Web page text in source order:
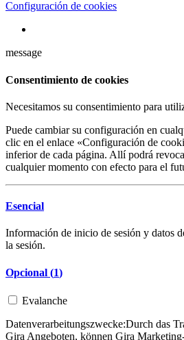
Configuración de cookies
message
Consentimiento de cookies
Necesitamos su consentimiento para
Puede cambiar su configuración en
clic en el enlace «Configuración de
inferior de cada página. Allí podrá
cualquier momento con efecto para el
Esencial
Información de inicio de sesión y datos
la sesión.
Opcional (1)
Evalanche
Datenverarbeitungszwecke:Durch das
Gira Angeboten, können Gira